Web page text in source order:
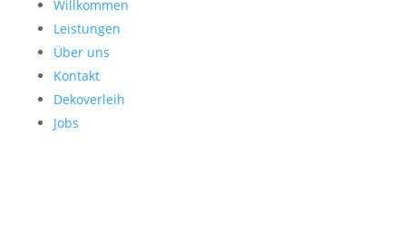
Willkommen
Leistungen
Über uns
Kontakt
Dekoverleih
Jobs